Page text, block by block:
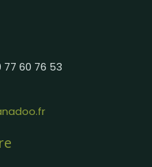
77 60 76 53